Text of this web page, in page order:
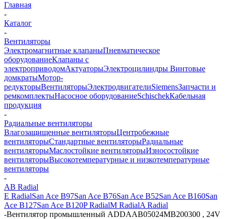
Главная
-
Каталог
-
Вентиляторы
Электромагнитные клапаныПневматическое
оборудованиеКлапаны с
электроприводомАктуаторыЭлектроцилиндры Винтовые
домкратыМотор-
редукторыВентиляторыЭлектродвигателиSiemensЗапчасти и
ремкомплектыНасосное оборудованиеSchischekКабельная
продукция
-
Радиальные вентиляторы
Влагозащищенные вентиляторыЦентробежные
вентиляторыСтандартные вентиляторыРадиальные
вентиляторыМаслостойкие вентиляторыИзносостойкие
вентиляторыВысокотемпературные и низкотемпературные
вентиляторы
-
AB Radial
E RadialSan Ace B97San Ace B76San Ace B52San Ace B160San
Ace B127San Ace B120P RadialM RadialA Radial
-Вентилятор промышленный ADDAAB05024MB200300 , 24V